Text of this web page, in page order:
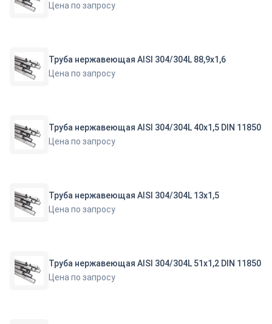
Цена по запросу
Труба нержавеющая AISI 304/304L 88,9х1,6
Цена по запросу
Труба нержавеющая AISI 304/304L 40х1,5 DIN 11850
Цена по запросу
Труба нержавеющая AISI 304/304L 13х1,5
Цена по запросу
Труба нержавеющая AISI 304/304L 51х1,2 DIN 11850
Цена по запросу